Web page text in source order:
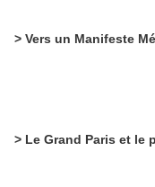
> Vers un Manifeste
> Le Grand Paris et le